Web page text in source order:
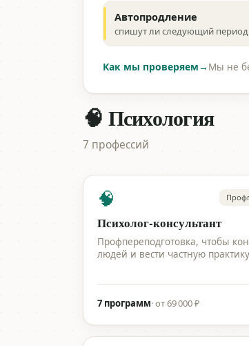
Автопродление
спишут ли следующий период
Как мы проверяем→ Мы не
🧠 Психология
7 профессий
🧠
Психолог-консультант
Профпереподготовка, чтобы
людей и вести частную практику
7 программ·от 69 000 ₽